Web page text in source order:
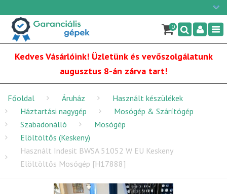
×
0
Kedves Vásárlóink! Üzletünk és vevőszolgálatunk
augusztus 8-án zárva tart!
Főoldal Áruház
Használt készülékek
Háztartási nagygép
Mosógép & Szárítógép
Szabadonálló
Mosógép
Elöltöltős (Keskeny)
Használt Indesit BWSA 51052 W EU Keskeny
Elöltöltős Mosógép [H17888]